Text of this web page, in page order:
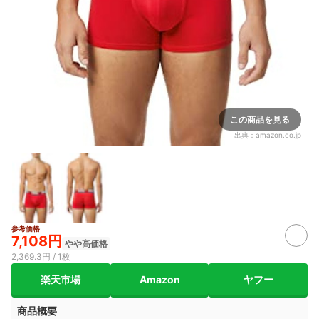
この商品を見る
出典： amazon.co.jp
参考価格
7,108円 やや高価格
2,369.3円 / 1枚
楽天市場 Amazon ヤフー
商品概要